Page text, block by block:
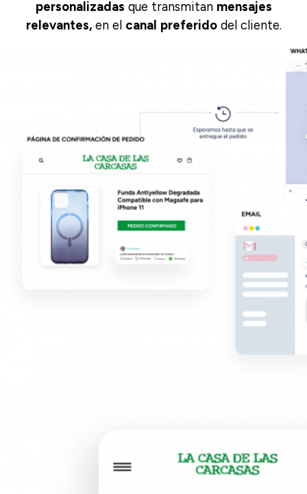
personalizadas que transmitan mensajes
relevantes, en el canal preferidodel cliente.